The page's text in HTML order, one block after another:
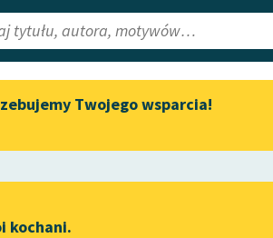
Lektury
Aktualności
Zapraszamy na spotkanie
literatury skandynawskiej
Twojego wsparcia!
kochani.